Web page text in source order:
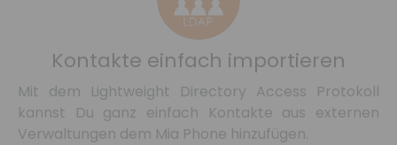
Kontakte einfach importieren
Mit dem Lightweight Directory Access Protokoll
kannst Du ganz einfach Kontakte aus externen
Verwaltungen dem Mia Phone hinzufügen.